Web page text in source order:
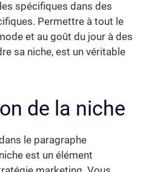
spécifiques dans des
Permettre à tout le
et au goût du jour à des
sa niche, est un véritable
de la niche
le paragraphe
est un élément